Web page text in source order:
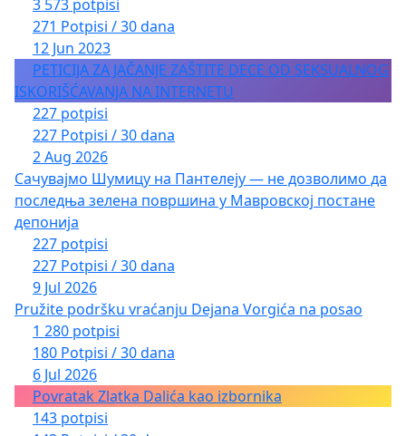
3 573 potpisi
271 Potpisi / 30 dana
12 Jun 2023
PETICIJA ZA JAČANJE ZAŠTITE DECE OD SEKSUALNOG
ISKORIŠĆAVANJA NA INTERNETU
227 potpisi
227 Potpisi / 30 dana
2 Aug 2026
Сачувајмо Шумицу на Пантелеју — не дозволимо да
последња зелена површина у Мавровској постане
депонија
227 potpisi
227 Potpisi / 30 dana
9 Jul 2026
Pružite podršku vraćanju Dejana Vorgića na posao
1 280 potpisi
180 Potpisi / 30 dana
6 Jul 2026
Povratak Zlatka Dalića kao izbornika
143 potpisi